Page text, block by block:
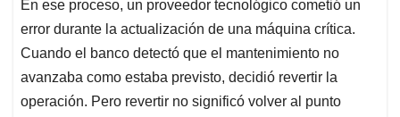
En ese proceso, un proveedor tecnológico cometió un
error durante la actualización de una máquina crítica.
Cuando el banco detectó que el mantenimiento no
avanzaba como estaba previsto, decidió revertir la
operación. Pero revertir no significó volver al punto